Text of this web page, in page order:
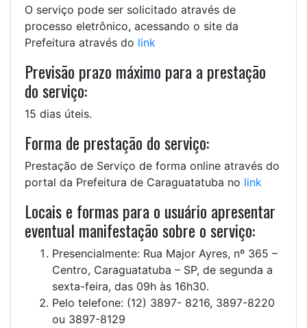
O serviço pode ser solicitado através de
processo eletrônico, acessando o site da
Prefeitura através do link
Previsão prazo máximo para a prestação
do serviço:
15 dias úteis.
Forma de prestação do serviço:
Prestação de Serviço de forma online através do
portal da Prefeitura de Caraguatatuba no link
Locais e formas para o usuário apresentar
eventual manifestação sobre o serviço:
Presencialmente: Rua Major Ayres, nº 365 –
Centro, Caraguatatuba – SP, de segunda a
sexta-feira, das 09h às 16h30.
Pelo telefone: (12) 3897- 8216, 3897-8220
ou 3897-8129